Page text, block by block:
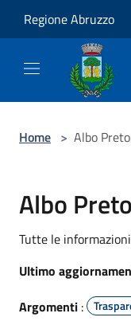
Regione Abruzzo
Home > Albo
Albo
Tutte le
Ultimo
Argomenti :